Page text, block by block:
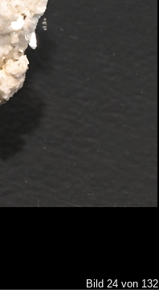
Bild 24 von 132